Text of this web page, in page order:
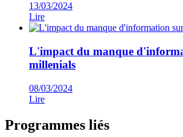
13/03/2024
Lire
L'impact du manque
millenials
08/03/2024
Lire
Programmes liés